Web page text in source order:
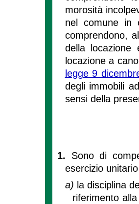
morosità
nel comune in
comprendono,
della
locazione a
legge 9
degli immobili
sensi della
1. Sono di
esercizio
a) la disciplina
riferimento